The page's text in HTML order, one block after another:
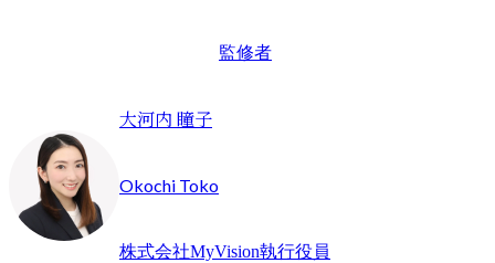
監修者
大河内 瞳子
Okochi Toko
株式会社MyVision執行役員